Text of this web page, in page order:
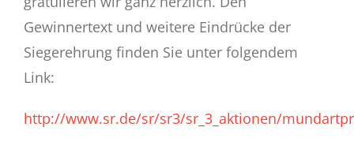
Gemsi
Gewinnertext und weitere Eindrücke der
Siegerehrung finden Sie unter folgendem
Link:
http://www.sr.de/sr/sr3/sr_3_aktionen/